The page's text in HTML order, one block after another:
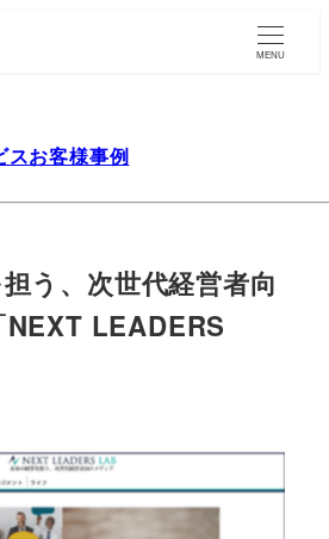
MENU
お客様事例
う、次世代経営者向
LEADERS